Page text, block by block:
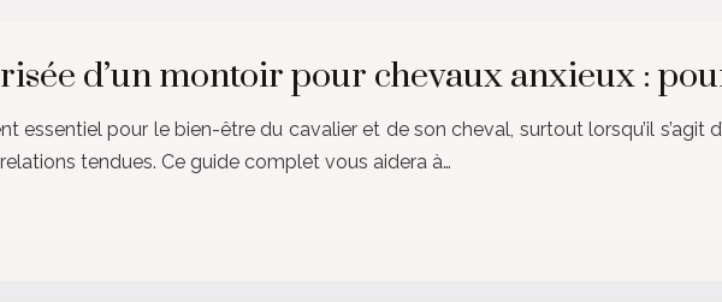
d’un montoir pour chevaux anxieux :
essentiel pour le bien-être du cavalier et de son cheval, surtout lorsqu’il s’agit
tendues. Ce guide complet vous aidera à…